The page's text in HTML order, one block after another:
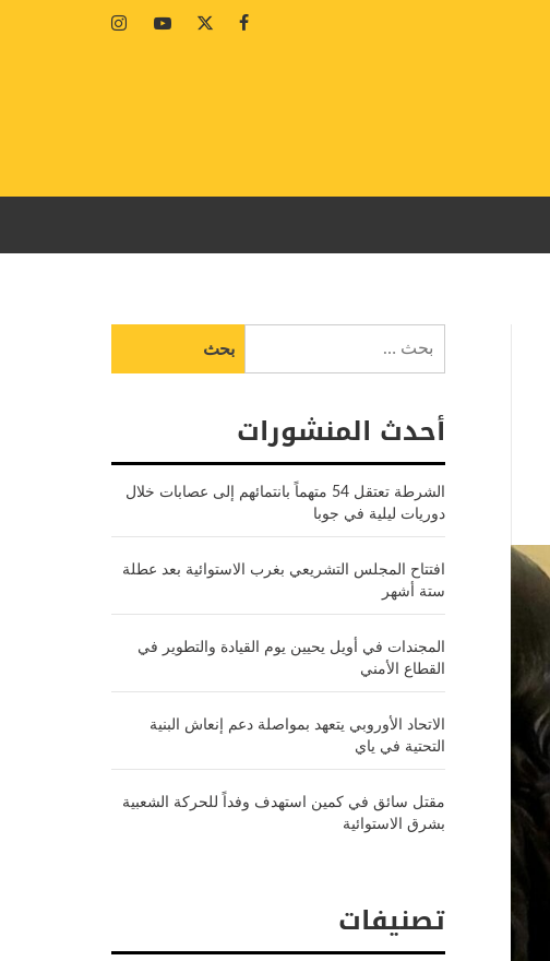
Facebook
Twitter
Youtube
Instagram
عن:
أحدث المنشورات
الشرطة تعتقل 54 متهماً بانتمائهم إلى عصابات خلال
دوريات ليلية في جوبا
افتتاح المجلس التشريعي بغرب الاستوائية بعد عطلة
ستة أشهر
المجندات في أويل يحيين يوم القيادة والتطوير في
القطاع الأمني
الاتحاد الأوروبي يتعهد بمواصلة دعم إنعاش البنية
التحتية في ياي
مقتل سائق في كمين استهدف وفداً للحركة الشعبية
بشرق الاستوائية
تصنيفات